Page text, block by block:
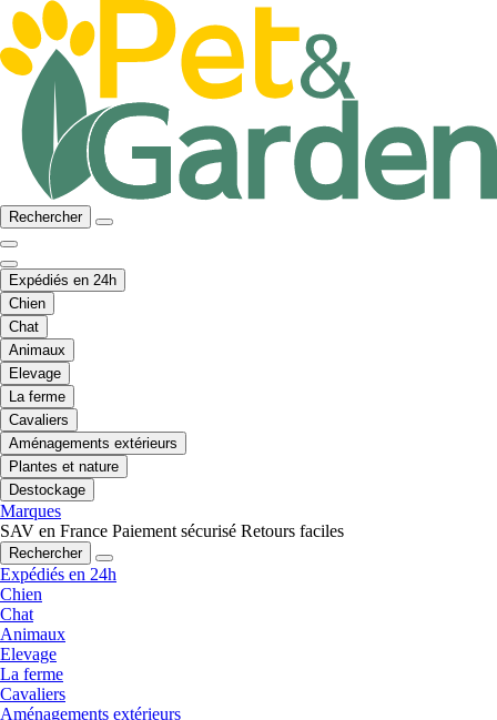
Rechercher
Expédiés en 24h
Chien
Chat
Animaux
Elevage
La ferme
Cavaliers
Aménagements extérieurs
Plantes et nature
Destockage
Marques
SAV en France Paiement sécurisé Retours faciles
Rechercher
Expédiés en 24h
Chien
Chat
Animaux
Elevage
La ferme
Cavaliers
Aménagements extérieurs